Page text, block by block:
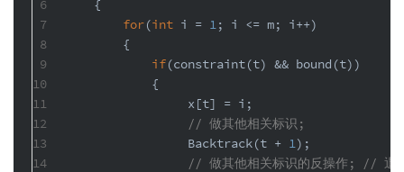
6
7
8
9
10
11
12
13
14
    {
for(int i = 1 ; i <= m; i++)
        {
if(constraint(t) && bound(t))
            {
                 x[t] = i;
// 做其他相关标识;
                 Backtrack(t +
1 );
// 做其他相关标识的反操作; // 退